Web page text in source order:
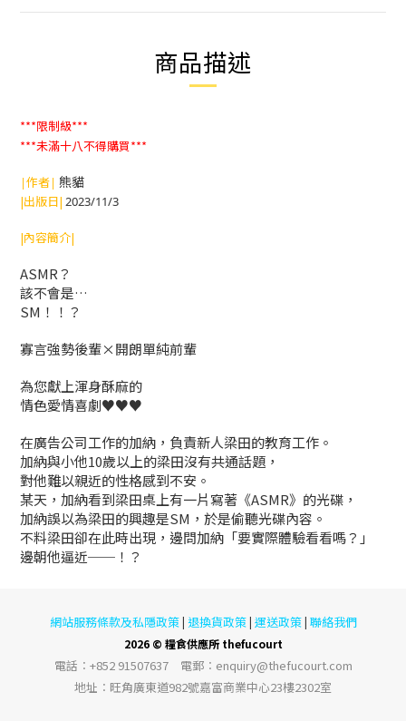
商品描述
***限制級***
***未滿十八不得購買***
|作者| 熊貓
|出版日| 2023/11/3
|內容簡介|
ASMR？
該不會是…
SM！！？
寡言強勢後輩×開朗單純前輩
為您獻上渾身酥麻的
情色愛情喜劇♥♥♥
在廣告公司工作的加納，負責新人梁田的教育工作。
加納與小他10歲以上的梁田沒有共通話題，
對他難以親近的性格感到不安。
某天，加納看到梁田桌上有一片寫著《ASMR》的光碟，
加納誤以為梁田的興趣是SM，於是偷聽光碟內容。
不料梁田卻在此時出現，邊問加納「要實際體驗看看嗎？」
邊朝他逼近──！？
網站服務條款及私隱政策| 退換貨政策| 運送政策 | 聯絡我們
2026 © 糧食供應所 thefucourt
電話︰+852 91507637 電郵︰enquiry@thefucourt.com
地址︰旺角廣東道982號嘉富商業中心23樓2302室